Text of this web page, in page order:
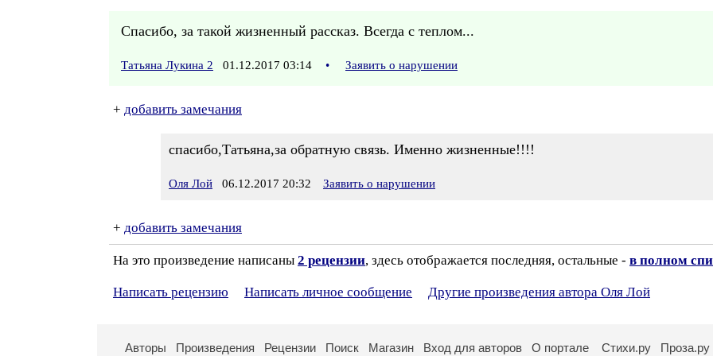
Спасибо, за такой жизненный рассказ. Всегда с теплом...
Татьяна Лукина 2 01.12.2017 03:14 • Заявить о нарушении
+ добавить замечания
спасибо,Татьяна,за обратную связь. Именно жизненные!!!!
Оля Лой 06.12.2017 20:32 Заявить о нарушении
+ добавить замечания
На это произведение написаны 2 рецензии, здесь отображается последняя, остальные - в полном
Написать рецензию Написать личное сообщение Другие произведения автора Оля Лой
Авторы Произведения Рецензии Поиск Магазин Вход для авторов О портале Стихи.ру Проза.ру